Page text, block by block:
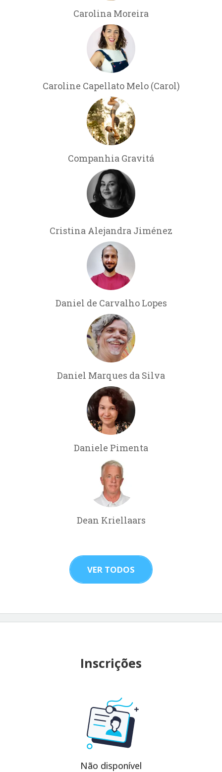
Carolina Moreira
Caroline Capellato Melo (Carol)
Companhia Gravitá
Cristina Alejandra Jiménez
Daniel de Carvalho Lopes
Daniel Marques da Silva
Daniele Pimenta
Dean Kriellaars
VER TODOS
Inscrições
Não disponível